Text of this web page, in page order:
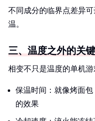
不同成分的临界点差异
温。
三、温度之外的关
相变不只是温度的单机游
保温时间：就像烤面
的效果